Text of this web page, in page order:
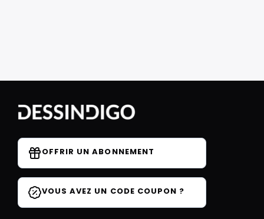
OFFRIR UN ABONNEMENT
VOUS AVEZ UN CODE COUPON ?